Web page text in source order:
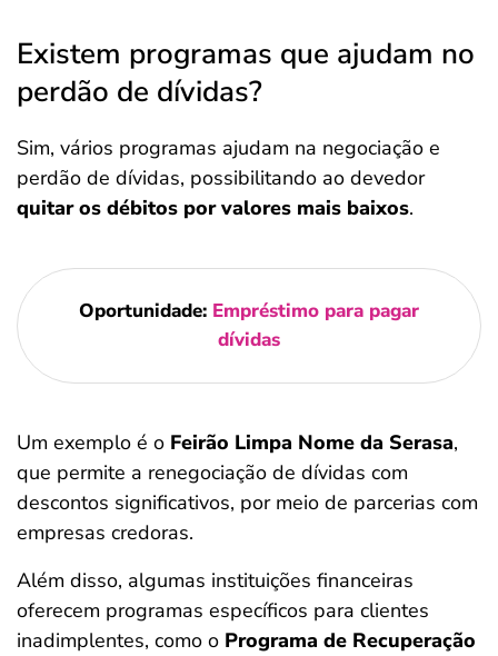
Existem programas que ajudam no
perdão de dívidas?
Sim, vários programas ajudam na negociação e
perdão de dívidas, possibilitando ao devedor
quitar os débitos por valores mais baixos.
Oportunidade: Empréstimo para pagar
dívidas
Um exemplo é o Feirão Limpa Nome da Serasa,
que permite a renegociação de dívidas com
descontos significativos, por meio de parcerias com
empresas credoras.
Além disso, algumas instituições financeiras
oferecem programas específicos para clientes
inadimplentes, como o Programa de Recuperação